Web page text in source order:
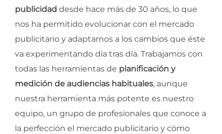
publicidad desde hace más de 30 años, lo que
nos ha permitido evolucionar con el mercado
publicitario y adaptarnos a los cambios que éste
va experimentando día tras día. Trabajamos con
todas las herramientas de planificación y
medición de audiencias habituales, aunque
nuestra herramienta más potente es nuestro
equipo, un grupo de profesionales que conoce a
la perfección el mercado publicitario y cómo